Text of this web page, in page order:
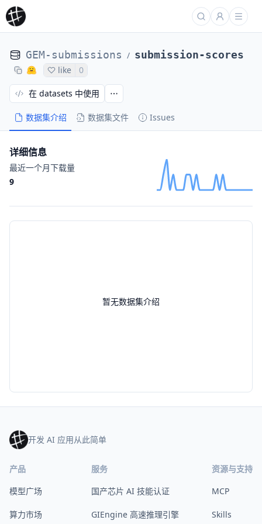
GEM-submissions / submission-scores
like 0
数据集介绍 数据集文件 Issues
在 datasets 中使用
暂无数据集介绍
详细信息
最近一个月下载量
9
开发 AI 应用从此简单
产品
模型广场
算力市场
服务
国产芯片 AI 技能认证
GIEngine 高速推理引擎
资源与支持
MCP
Skills